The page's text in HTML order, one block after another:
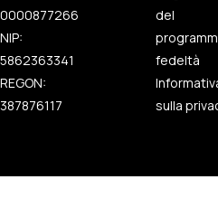
0000877266
NIP:
5862363341
REGON:
387876117
del
fedeltà
sulla